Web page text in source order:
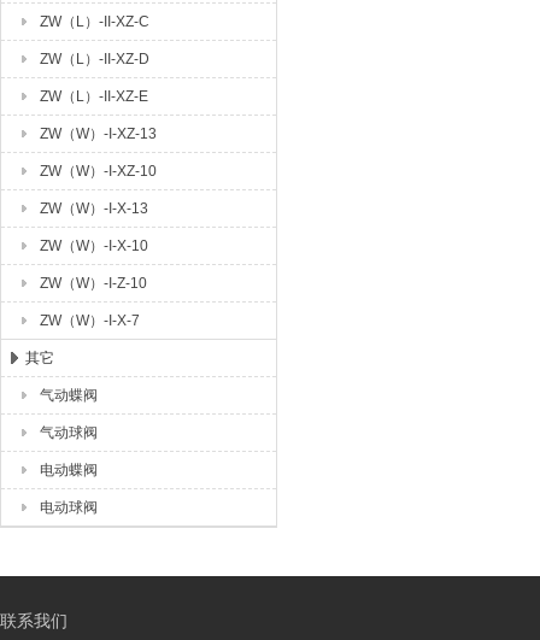
ZW（L）-II-XZ-C
ZW（L）-II-XZ-D
ZW（L）-II-XZ-E
ZW（W）-I-XZ-13
ZW（W）-I-XZ-10
ZW（W）-I-X-13
ZW（W）-I-X-10
ZW（W）-I-Z-10
ZW（W）-I-X-7
其它
气动蝶阀
气动球阀
电动蝶阀
电动球阀
联系我们